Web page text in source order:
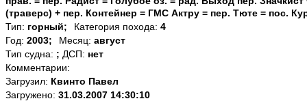
(траверс) + пер. Контейнер = ГМС Актру = пер. Тюте = пос.
Тип: горный; Категория похода: 4
Год: 2003; Месяц: август
Тип судна: ; ДСП: нет
Комментарии:
Загрузил: Квинто Павел
Загружено: 31.03.2007 14:30:10